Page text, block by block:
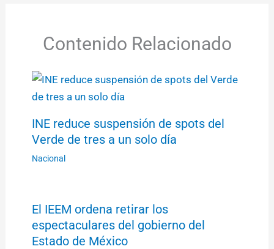
Contenido Relacionado
INE reduce suspensión de spots del
Verde de tres a un solo día
Nacional
El IEEM ordena retirar los
espectaculares del gobierno del
Estado de México